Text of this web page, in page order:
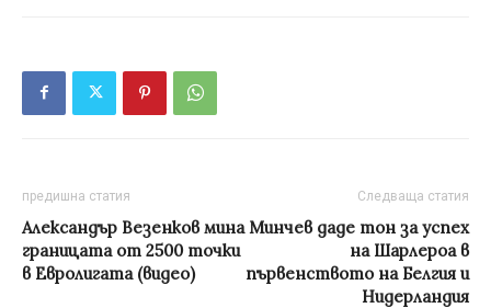
предишна статия
Александър Везенков мина
границата от 2500 точки
в Евролигата (видео)
Следваща статия
Минчев даде тон за успех
на Шарлероа в
първенството на Белгия и
Нидерландия